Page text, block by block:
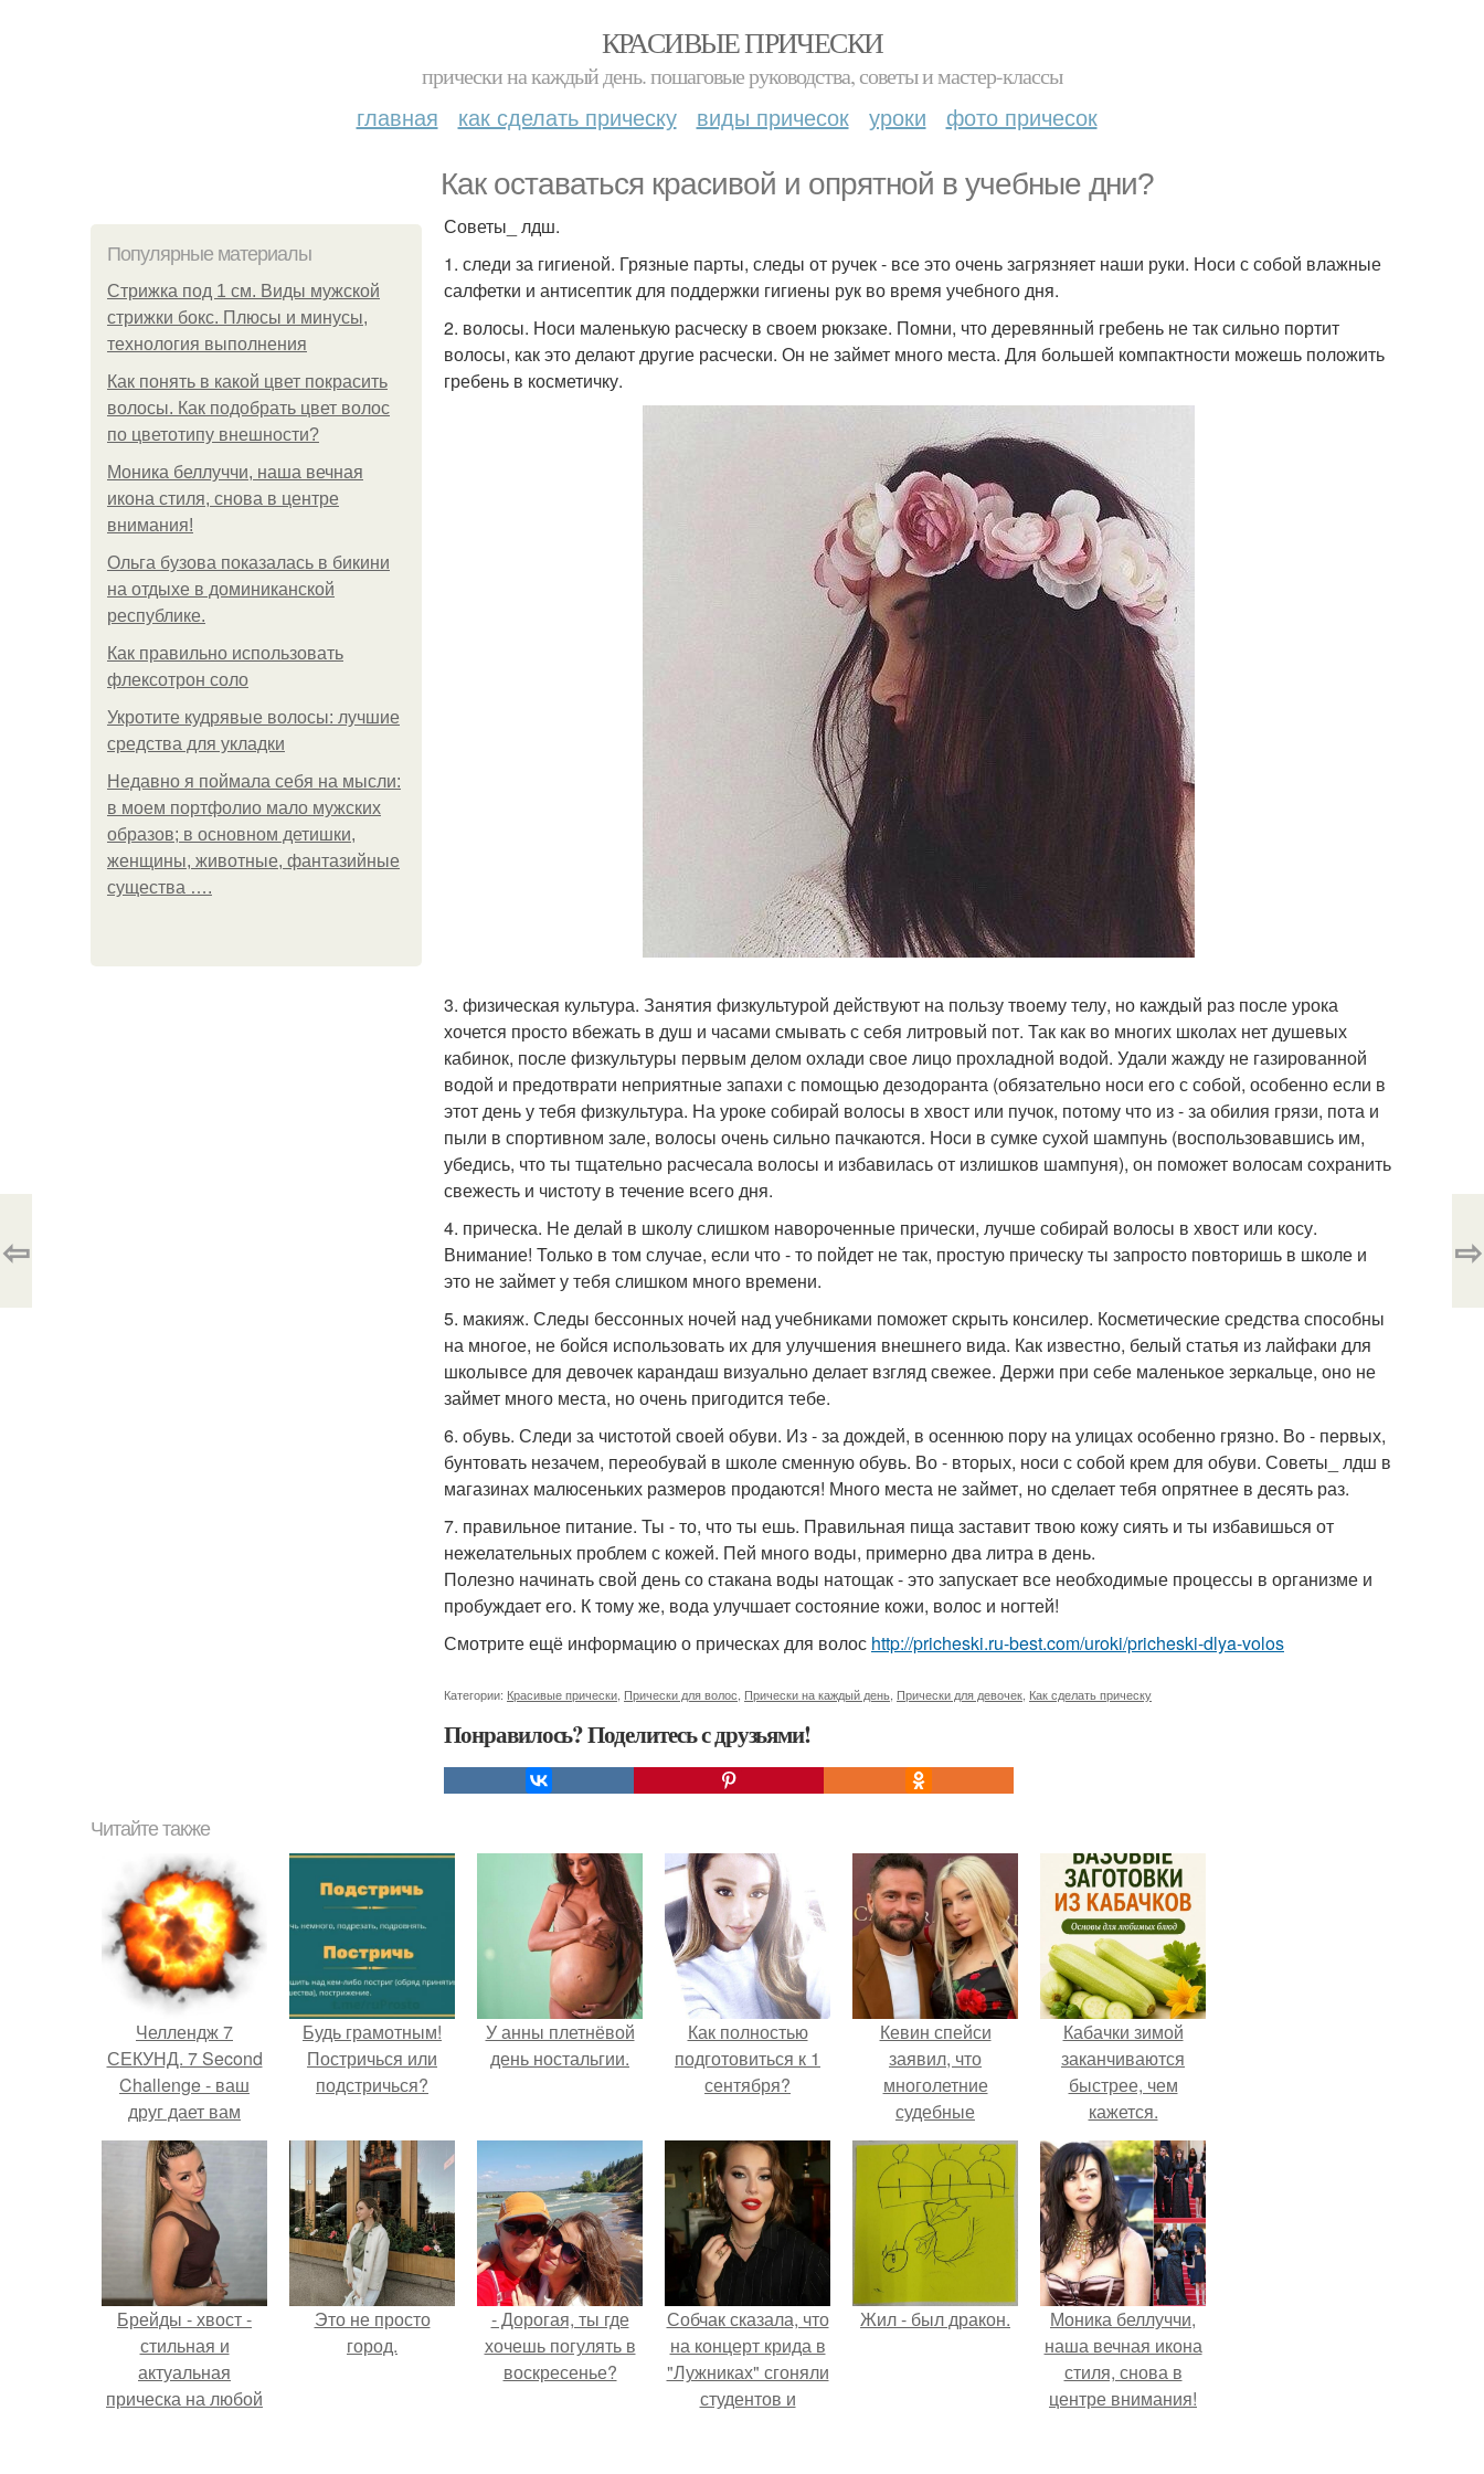
КРАСИВЫЕ ПРИЧЕСКИ
прически на каждый день. пошаговые руководства, советы и мастер-классы
главная как сделать прическу виды причесок уроки фото причесок
Как оставаться красивой и опрятной в учебные дни?
Популярные материалы
Стрижка под 1 см. Виды мужской
стрижки бокс. Плюсы и минусы,
технология выполнения
Как понять в какой цвет покрасить
волосы. Как подобрать цвет волос
по цветотипу внешности?
Моника беллуччи, наша вечная
икона стиля, снова в центре
внимания!
Ольга бузова показалась в бикини
на отдыхе в доминиканской
республике.
Как правильно использовать
флексотрон соло
Укротите кудрявые волосы: лучшие
средства для укладки
Недавно я поймала себя на мысли:
в моем портфолио мало мужских
образов; в основном детишки,
женщины, животные, фантазийные
существа ….
Советы_ лдш.
1. следи за гигиеной. Грязные парты, следы от ручек - все это очень загрязняет наши руки. Носи с собой влажные
салфетки и антисептик для поддержки гигиены рук во время учебного дня.
2. волосы. Носи маленькую расческу в своем рюкзаке. Помни, что деревянный гребень не так сильно портит
волосы, как это делают другие расчески. Он не займет много места. Для большей компактности можешь положить
гребень в косметичку.
3. физическая культура. Занятия физкультурой действуют на пользу твоему телу, но каждый раз после урока
хочется просто вбежать в душ и часами смывать с себя литровый пот. Так как во многих школах нет душевых
кабинок, после физкультуры первым делом охлади свое лицо прохладной водой. Удали жажду не газированной
водой и предотврати неприятные запахи с помощью дезодоранта (обязательно носи его с собой, особенно если в
этот день у тебя физкультура. На уроке собирай волосы в хвост или пучок, потому что из - за обилия грязи, пота и
пыли в спортивном зале, волосы очень сильно пачкаются. Носи в сумке сухой шампунь (воспользовавшись им,
убедись, что ты тщательно расчесала волосы и избавилась от излишков шампуня), он поможет волосам сохранить
свежесть и чистоту в течение всего дня.
4. прическа. Не делай в школу слишком навороченные прически, лучше собирай волосы в хвост или косу.
Внимание! Только в том случае, если что - то пойдет не так, простую прическу ты запросто повторишь в школе и
это не займет у тебя слишком много времени.
5. макияж. Следы бессонных ночей над учебниками поможет скрыть консилер. Косметические средства способны
на многое, не бойся использовать их для улучшения внешнего вида. Как известно, белый статья из лайфаки для
школывсе для девочек карандаш визуально делает взгляд свежее. Держи при себе маленькое зеркальце, оно не
займет много места, но очень пригодится тебе.
6. обувь. Следи за чистотой своей обуви. Из - за дождей, в осеннюю пору на улицах особенно грязно. Во - первых,
бунтовать незачем, переобувай в школе сменную обувь. Во - вторых, носи с собой крем для обуви. Советы_ лдш в
магазинах малюсеньких размеров продаются! Много места не займет, но сделает тебя опрятнее в десять раз.
7. правильное питание. Ты - то, что ты ешь. Правильная пища заставит твою кожу сиять и ты избавишься от
нежелательных проблем с кожей. Пей много воды, примерно два литра в день.
Полезно начинать свой день со стакана воды натощак - это запускает все необходимые процессы в организме и
пробуждает его. К тому же, вода улучшает состояние кожи, волос и ногтей!
Смотрите ещё информацию о прическах для волос http://pricheski.ru-best.com/uroki/pricheski-dlya-volos
Категории: Красивые прически Прически для волос Прически на каждый день Прически для девочек Как сделать прическу
Понравилось? Поделитесь с друзьями!
⇦ ⇨
Читайте также
Челлендж 7
СЕКУНД. 7 Second
Challenge - ваш
друг дает вам
задание, вы
должны выполнить
его всего за 7
секунд.
Будь грамотным!
Постричься или
подстричься?
У анны плетнёвой
день ностальгии.
Как полностью
подготовиться к 1
сентября?
Кевин спейси
заявил, что
многолетние
судебные
разбирательства
практически
уничтожили его
состояние.
Кабачки зимой
заканчиваются
быстрее, чем
кажется.
Брейды - хвост -
стильная и
актуальная
прическа на любой
Это не просто
город.
- Дорогая, ты где
хочешь погулять в
воскресенье?
Собчак сказала, что
на концерт крида в
"Лужниках" сгоняли
студентов и
Жил - был дракон.
Моника беллуччи,
наша вечная икона
стиля, снова в
центре внимания!